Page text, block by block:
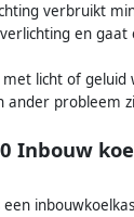
verbruikt
en gaat
met licht of
ander probleem
Inbouw
een